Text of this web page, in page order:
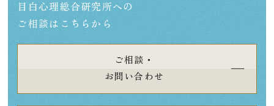
目白心理総合研究所への
ご相談はこちらから
ご相談・
お問い合わせ